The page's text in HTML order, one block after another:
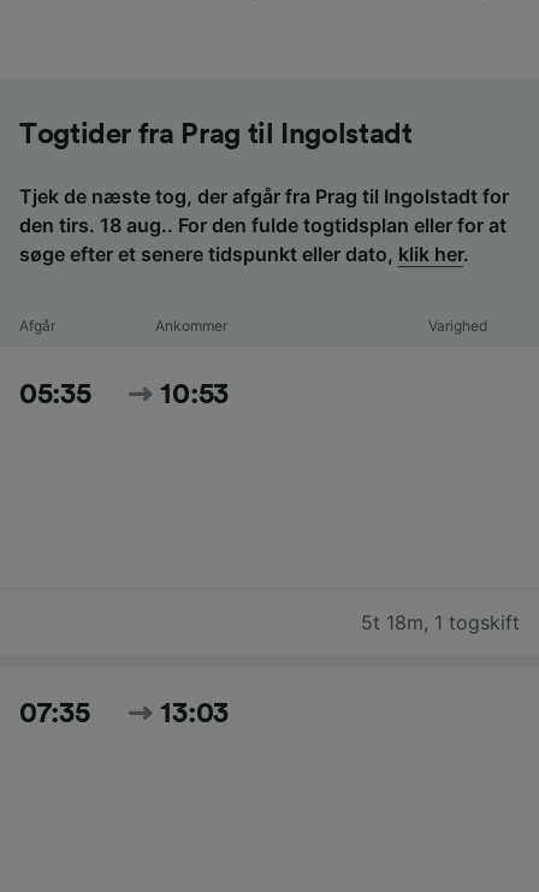
Togtider fra Prag til Ingolstadt
Tjek de næste tog, der afgår fra Prag til Ingolstadt for
den tirs. 18 aug.. For den fulde togtidsplan eller for at
søge efter et senere tidspunkt eller dato, klik her.
Afgår Ankommer Varighed
05:35 10:53
5t 18m, 1 togskift
07:35 13:03